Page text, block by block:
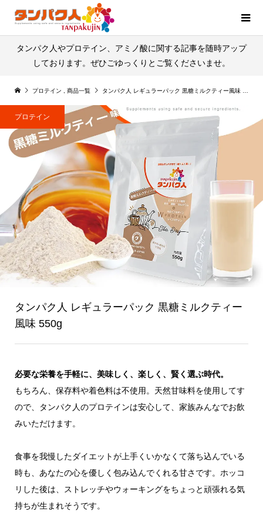
タンパク人やプロテイン、アミノ酸に関する記事を随時アップ
しております。ぜひごゆっくりとご覧くださいませ。
プロテイン 商品一覧 タンパク人 レギュラーパック 黒糖ミルクティー風味 550g
プロテイン
タンパク人 レギュラーパック 黒糖ミルクティー
風味 550g
必要な栄養を手軽に、美味しく、楽しく、賢く選ぶ時代。
もちろん、保存料や着色料は不使用。天然甘味料を使用してす
ので、タンパク人のプロテインは安心して、家族みんなでお飲
みいただけます。
食事を我慢したダイエットが上手くいかなくて落ち込んでいる
時も、あなたの心を優しく包み込んでくれる甘さです。ホッコ
リした後は、ストレッチやウォーキングをちょっと頑張れる気
持ちが生まれそうです。